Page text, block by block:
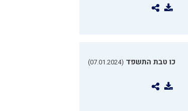
כו טבת התשפד (07.01.2024)